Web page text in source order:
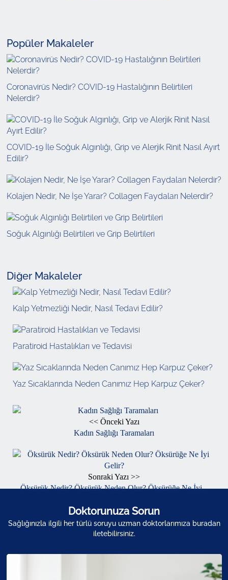
Popüler Makaleler
Coronavirüs Nedir? COVID-19 Hastalığının Belirtileri
Nelerdir?
COVID-19 İle Soğuk Algınlığı, Grip ve Alerjik Rinit Nasıl Ayırt
Edilir?
Kolajen Nedir, Ne İşe Yarar? Collagen Faydaları Nelerdir?
Soğuk Algınlığı Belirtileri ve Grip Belirtileri
Diğer Makaleler
Kalp Yetmezliği Nedir, Nasıl Tedavi Edilir?
Paratiroid Hastalıkları ve Tedavisi
Yaz Sıcaklarında Neden Canımız Hep Karpuz Çeker?
<< Önceki Yazı
Kadın Sağlığı Taramaları
Sonraki Yazı >>
Öksürük Nedir? Öksürük Neden Olur? Öksürüğe Ne İyi...
Doktorunuza Sorun
Sağlığınızla ilgili her türlü soruyu uzman doktorlarımıza buradan
iletebilirsiniz.